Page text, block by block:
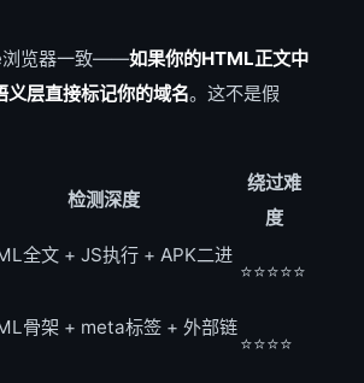
浏览器一致——如果你的HTML正文中
层直接标记你的域名。这不是假
检测深度
绕过难
度
全文 + JS执行 + APK二进
⭐️⭐️⭐️⭐️⭐️
骨架 + meta标签 + 外部链
⭐️⭐️⭐️⭐️